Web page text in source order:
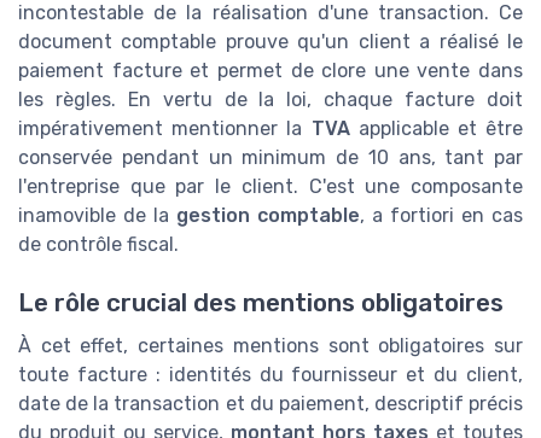
incontestable de la réalisation d'une transaction. Ce
document comptable prouve qu'un client a réalisé le
paiement facture et permet de clore une vente dans
les règles. En vertu de la loi, chaque facture doit
impérativement mentionner la TVAapplicable et être
conservée pendant un minimum de 10 ans, tant par
l'entreprise que par le client. C'est une composante
inamovible de la gestion comptable, a fortiori en cas
de contrôle fiscal.
Le rôle crucial des mentions obligatoires
À cet effet, certaines mentions sont obligatoires sur
toute facture : identités du fournisseur et du client,
date de la transaction et du paiement, descriptif précis
du produit ou service, montant hors taxes et toutes